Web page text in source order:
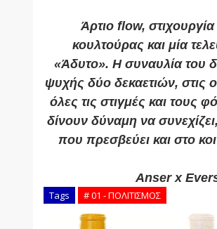
Άρτιο flow,
κουλτούρας και μία
«Άδυτο». Η συναυλία του
ψυχής δύο δεκαετιών, στις
όλες τις στιγμές και τους
δίνουν δύναμη να
που πρεσβεύει και στο
Anser x
Tags # 01 - ΠΟΛΙΤΙΣΜΟΣ